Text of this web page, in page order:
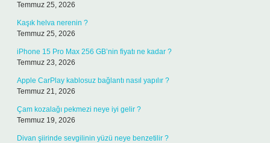
Temmuz 25, 2026
Kaşık helva nerenin ?
Temmuz 25, 2026
iPhone 15 Pro Max 256 GB’nin fiyatı ne kadar ?
Temmuz 23, 2026
Apple CarPlay kablosuz bağlantı nasıl yapılır ?
Temmuz 21, 2026
Çam kozalağı pekmezi neye iyi gelir ?
Temmuz 19, 2026
Divan şiirinde sevgilinin yüzü neye benzetilir ?